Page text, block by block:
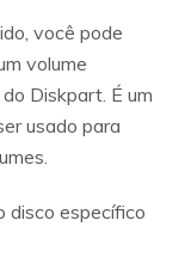
você pode
volume
Diskpart. É um
usado para
disco específico